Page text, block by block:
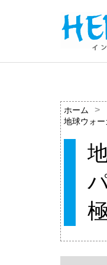
ホーム
地球ウォ